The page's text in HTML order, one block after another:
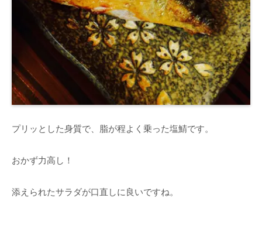
プリッとした身質で、脂が程よく乗った塩鯖です。
おかず力高し！
添えられたサラダが口直しに良いですね。